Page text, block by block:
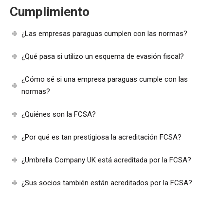
Cumplimiento
¿Las empresas paraguas cumplen con las normas?
¿Qué pasa si utilizo un esquema de evasión fiscal?
¿Cómo sé si una empresa paraguas cumple con las
normas?
¿Quiénes son la FCSA?
¿Por qué es tan prestigiosa la acreditación FCSA?
¿Umbrella Company UK está acreditada por la FCSA?
¿Sus socios también están acreditados por la FCSA?